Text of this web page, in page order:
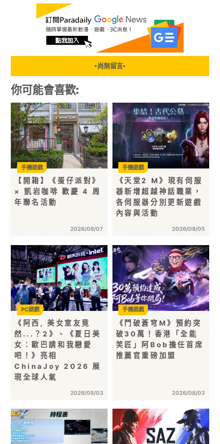
▼ 尚無留言▼
你可能會喜歡:
【開箱】《蛋仔派對》
× 凱岩咖啡 歡慶 4 周
年聯名活動
2026/08/07
手機遊戲
《天堂2 M》現有伺服
器新增超越神話職業，
各伺服器分別更新遊戲
內容與活動
2026/08/05
手機遊戲
《阿西, 美女室友竟
然...？2》、《夏日美
女：歐巴請和我戀愛
吧！》亮相
ChinaJoy 2026 展
現全球人氣
2026/08/03
PC遊戲
《鬥破蒼穹M》預約突
破30萬！香港「全能
笑匠」阿Bob擔任首席
推薦官重磅加盟
2026/08/03
手機遊戲